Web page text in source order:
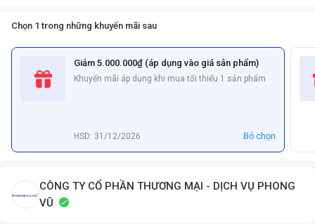
Chọn 1 trong những khuyến mãi sau
Giảm 5.000.000₫ (áp dụng vào giá sản phẩm)
Khuyến mãi áp dụng khi mua tối thiểu 1 sản phẩm
HSD: 31/12/2026 Bỏ chọn
CÔNG TY CỔ PHẦN THƯƠNG MẠI - DỊCH VỤ PHONG
VŨ